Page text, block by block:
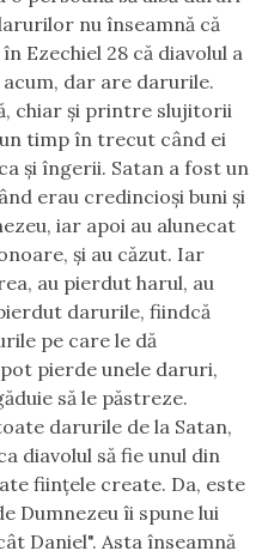
nu înseamnă că
Ezechiel 28 că diavolul a
dar are darurile.
chiar şi printre slujitorii
timp în trecut când ei
şi îngerii. Satan a fost un
erau credincioşi buni şi
iar apoi au alunecat
şi au căzut. Iar
au pierdut harul, au
darurile, fiindcă
pe care le dă
pierde unele daruri,
să le păstreze.
darurile de la Satan,
diavolul să fie unul din
fiinţele create. Da, este
Dumnezeu îi spune lui
Daniel". Asta înseamnă